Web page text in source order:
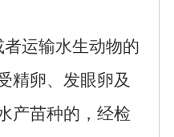
者运输水生动物的
精卵、发眼卵及
产苗种的，经检